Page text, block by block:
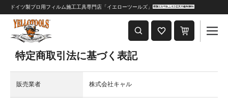
重要なおしらせ
2024年8月1日 価格改定につきまして
ドイツ製プロ用フィルム施工工具専門店「イエローツールズ」
特定商取引法に基づく表記
販売業者 株式会社キャル